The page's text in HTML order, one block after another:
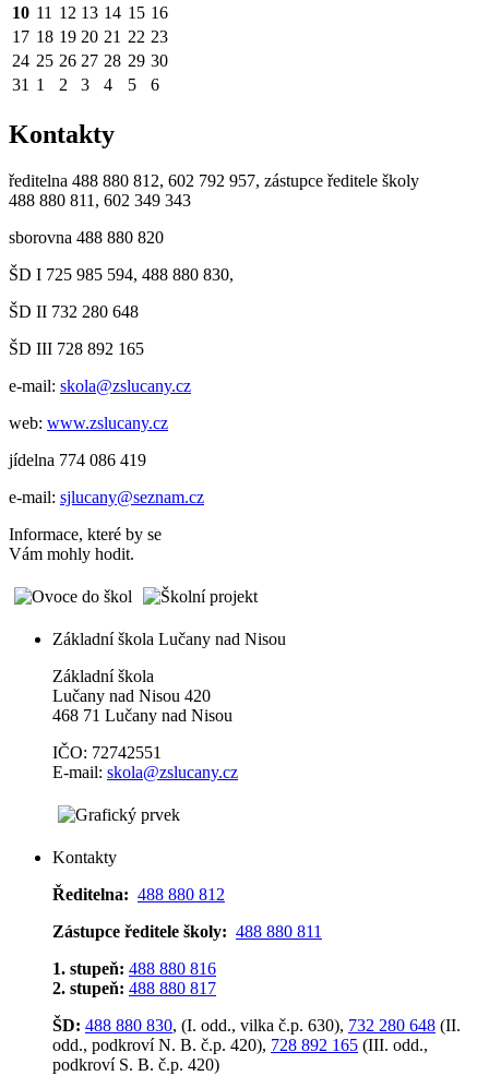
10 11 12 13 14 15 16
17 18 19 20 21 22 23
24 25 26 27 28 29 30
31 1 2 3 4 5 6
Kontakty
ředitelna 488 880 812, 602 792 957, zástupce ředitele školy
488 880 811, 602 349 343
sborovna 488 880 820
ŠD I 725 985 594, 488 880 830,
ŠD II 732 280 648
ŠD III 728 892 165
e-mail: skola@zslucany.cz
web: www.zslucany.cz
jídelna 774 086 419
e-mail: sjlucany@seznam.cz
Informace, které by se
Vám mohly hodit.
Základní škola Lučany nad Nisou
Základní škola
Lučany nad Nisou 420
468 71 Lučany nad Nisou
IČO: 72742551
E-mail: skola@zslucany.cz
Kontakty
Ředitelna: 488 880 812
Zástupce ředitele školy: 488 880 811
1. stupeň: 488 880 816
2. stupeň: 488 880 817
ŠD: 488 880 830, (I. odd., vilka č.p. 630), 732 280 648 (II.
odd., podkroví N. B. č.p. 420), 728 892 165 (III. odd.,
podkroví S. B. č.p. 420)